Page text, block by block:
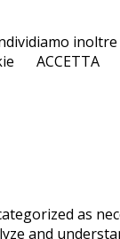
ACCETTA
as
and